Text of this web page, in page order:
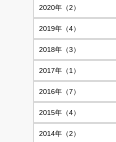
2020年（2）
2019年（4）
2018年（3）
2017年（1）
2016年（7）
2015年（4）
2014年（2）